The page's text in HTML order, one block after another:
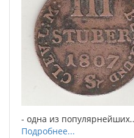
- одна из
Подробнее...